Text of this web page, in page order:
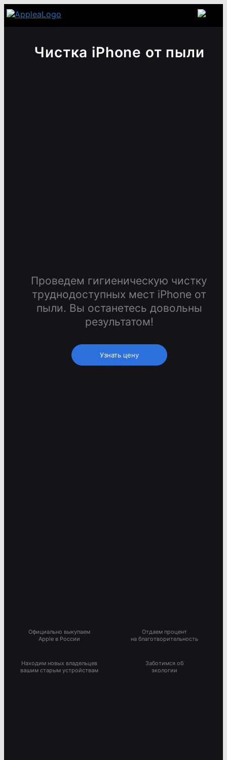
Чистка iPhone от пыли
Проведем гигиеническую чистку
труднодоступных мест iPhone от
пыли. Вы останетесь довольны
результатом!
Узнать цену
Официально выкупаем
Apple в России
Отдаем процент
на благотворительность
Находим новых владельцев
вашим старым устройствам
Заботимся об
экологии